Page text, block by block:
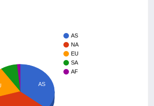
AS
NA
EU
SA
AF
AS